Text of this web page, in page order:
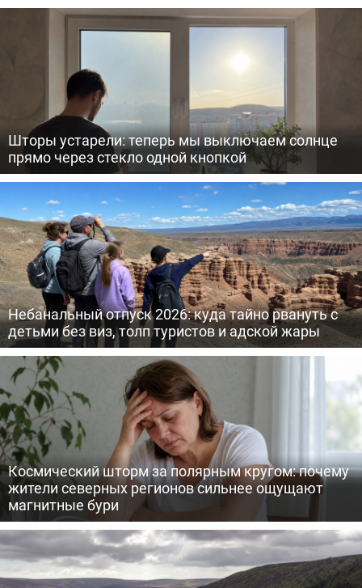
Шторы устарели: теперь мы выключаем солнце
прямо через стекло одной кнопкой
Небанальный отпуск 2026: куда тайно рвануть с
детьми без виз, толп туристов и адской жары
Космический шторм за полярным кругом: почему
жители северных регионов сильнее ощущают
магнитные бури